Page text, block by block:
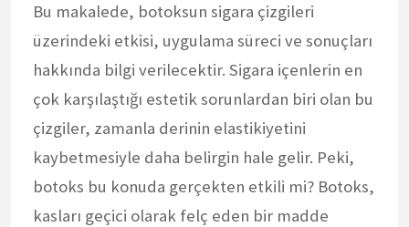
Bu makalede, botoksun sigara çizgileri
üzerindeki etkisi, uygulama süreci ve sonuçları
hakkında bilgi verilecektir. Sigara içenlerin en
çok karşılaştığı estetik sorunlardan biri olan bu
çizgiler, zamanla derinin elastikiyetini
kaybetmesiyle daha belirgin hale gelir. Peki,
botoks bu konuda gerçekten etkili mi? Botoks,
kasları geçici olarak felç eden bir madde